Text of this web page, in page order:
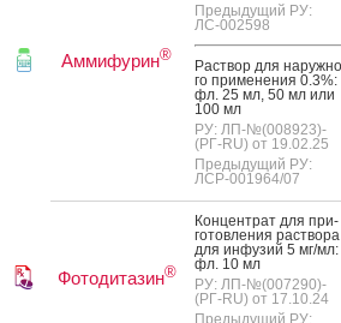
Аммифурин®
Предыдущий РУ:
ЛС-002598
Рас­твор для
го при­мене­ния 0.3%:
фл. 25 мл, 50 мл или
100 мл
РУ: ЛП-№(008923)-
(РГ-RU) от 19.02.25
Предыдущий РУ:
ЛСР-001964/07
Фотодитазин®
Кон­цен­трат для при­
готов­ле­ния рас­тво­ра
для ин­фу­зий 5 мг/мл:
фл. 10 мл
РУ: ЛП-№(007290)-
(РГ-RU) от 17.10.24
Предыдущий РУ: